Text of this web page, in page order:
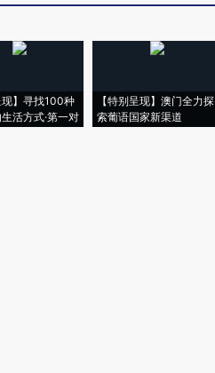
现】寻找100种
活方式·第一对
【特别呈现】澳门全力探
索葡语国家新渠道